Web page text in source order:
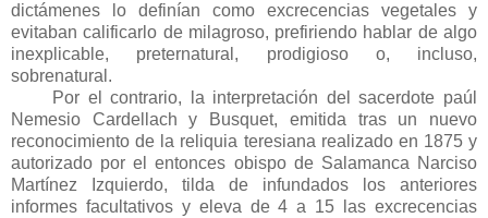
dictámenes lo definían como excrecencias vegetales y
evitaban calificarlo de milagroso, prefiriendo hablar de algo
inexplicable, preternatural, prodigioso o, incluso,
sobrenatural.
Por el contrario, la interpretación del sacerdote paúl
Nemesio Cardellach y Busquet, emitida tras un nuevo
reconocimiento de la reliquia teresiana realizado en 1875 y
autorizado por el entonces obispo de Salamanca Narciso
Martínez Izquierdo, tilda de infundados los anteriores
informes facultativos y eleva de 4 a 15 las excrecencias